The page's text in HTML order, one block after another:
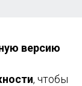
версию
, чтобы